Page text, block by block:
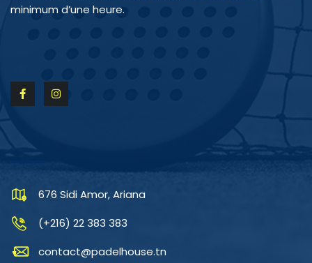
minimum d’une heure.
676 Sidi Amor, Ariana
(+216) 22 383 383
contact@padelhouse.tn